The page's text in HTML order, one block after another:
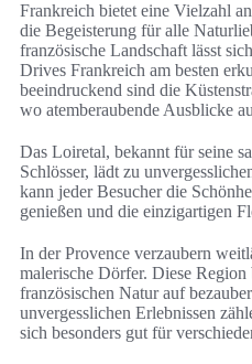
Frankreich bietet eine Vielzahl
die Begeisterung für alle
französische Landschaft lässt
Drives Frankreich am besten
beeindruckend sind die
wo atemberaubende Ausblicke
Das Loiretal, bekannt für seine
Schlösser, lädt zu
kann jeder Besucher die
genießen und die einzigartigen
In der Provence verzaubern
malerische Dörfer. Diese
französischen Natur auf
unvergesslichen Erlebnissen
sich besonders gut für